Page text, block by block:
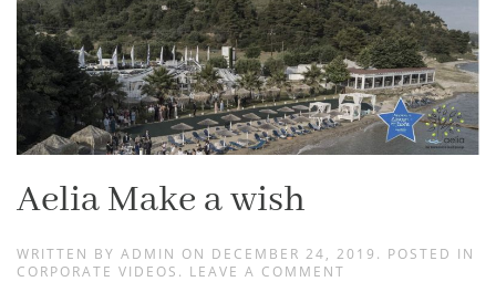
Aelia Make a wish
WRITTEN BY ADMIN ON DECEMBER 24, 2019 . POSTED IN
CORPORATE VIDEOS . LEAVE A COMMENT